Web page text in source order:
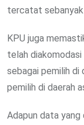
tercatat sebanyak
KPU juga
telah
sebagai pemilih di
pemilih di daerah
Adapun data yang